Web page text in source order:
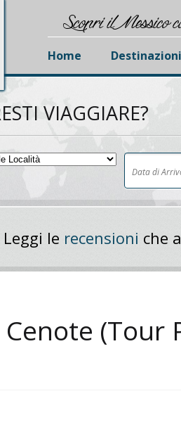
Scopri il Messico
Home Destinazioni
VIAGGIARE?
Leggi le recensioni che
(Tour